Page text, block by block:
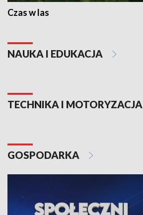
Czas w las
NAUKA I EDUKACJA
TECHNIKA I MOTORYZACJA
GOSPODARKA